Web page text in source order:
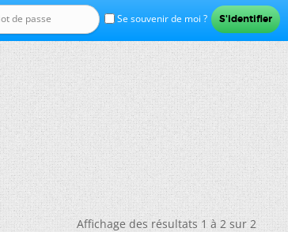
Se souvenir de moi ?
Affichage des résultats 1 à 2 sur 2